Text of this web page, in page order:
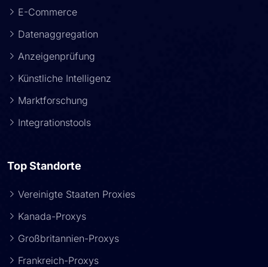
E-Commerce
Datenaggregation
Anzeigenprüfung
Künstliche Intelligenz
Marktforschung
Integrationstools
Top Standorte
Vereinigte Staaten Proxies
Kanada-Proxys
Großbritannien-Proxys
Frankreich-Proxys